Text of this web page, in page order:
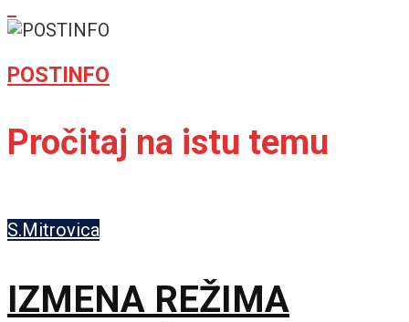
POSTINFO
Pročitaj na istu temu
S.Mitrovica
IZMENA REŽIMA